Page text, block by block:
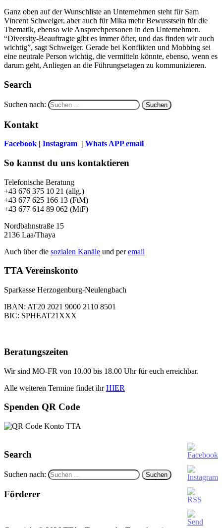
Ganz oben auf der Wunschliste an Unternehmen steht für Sam
Vincent Schweiger, aber auch für Mika mehr Bewusstsein für die
Thematik, ebenso wie Ansprechpersonen in den Unternehmen.
“Diversity-Beauftragte gibt es immer öfter, und das finden wir auch
wichtig”, sagt Schweiger. Gerade bei Konflikten und Mobbing sei
eine neutrale Person wichtig, die vermitteln könnte, ebenso, wenn es
darum geht, Anliegen an die Führungsetagen zu kommunizieren.
Search
Suchen nach:
Kontakt
Facebook | Instagram | Whats APPemail
So kannst du uns kontaktieren
Telefonische Beratung
+43 676 375 10 21 (allg.)
+43 677 625 166 13 (FtM)
+43 677 614 89 062 (MtF)
Nordbahnstraße 15
2136 Laa/Thaya
Auch über die sozialen Kanäle und peremail
TTA Vereinskonto
Sparkasse Herzogenburg-Neulengbach
IBAN: AT20 2021 9000 2110 8501
BIC: SPHEAT21XXX
Beratungszeiten
Wir sind MO-FR von 10.00 bis 18.00 Uhr für euch erreichbar.
Alle weiteren Termine findet ihrHIER
Spenden QR Code
Search
Suchen nach:
Förderer